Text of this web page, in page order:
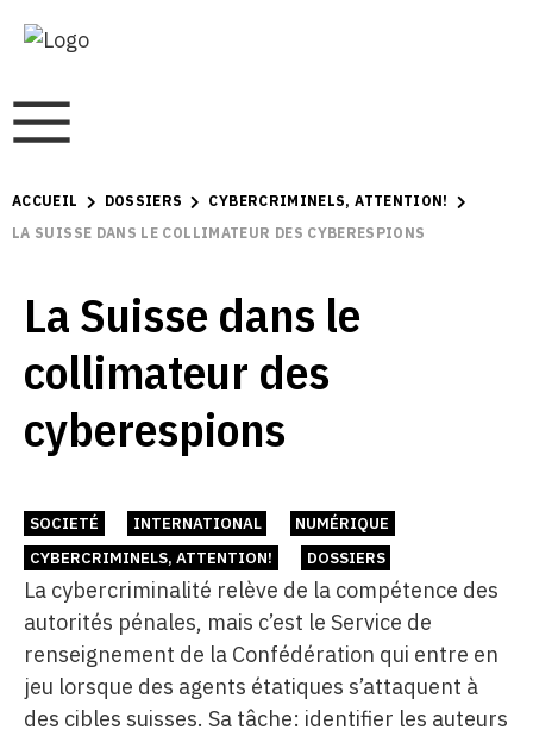
ACCUEIL DOSSIERS
CYBERCRIMINELS, ATTENTION!
LA SUISSE DANS LE COLLIMATEUR DES CYBERESPIONS
La Suisse dans le
collimateur des
cyberespions
SOCIETÉ INTERNATIONAL
NUMÉRIQUE
CYBERCRIMINELS, ATTENTION!
DOSSIERS
La cybercriminalité relève de la compétence des
autorités pénales, mais c’est le Service de
renseignement de la Confédération qui entre en
jeu lorsque des agents étatiques s’attaquent à
des cibles suisses. Sa tâche: identifier les auteurs